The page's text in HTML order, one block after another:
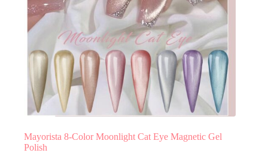
Mayorista 8-Color Moonlight Cat Eye Magnetic Gel
Polish